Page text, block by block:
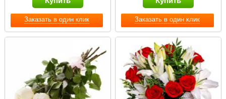
Заказать в один клик Заказать в один клик